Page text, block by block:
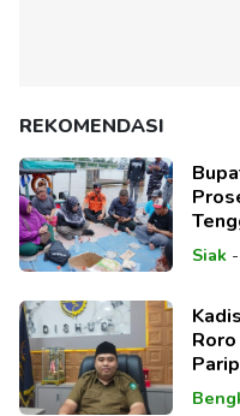
REKOMENDASI
Siak-